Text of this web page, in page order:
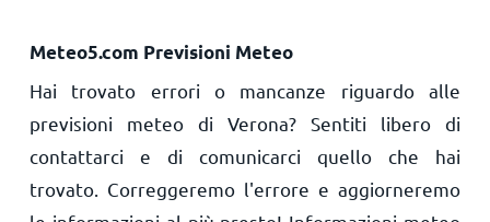
Meteo5.com Previsioni Meteo
Hai trovato errori o mancanze riguardo alle
previsioni meteo di Verona? Sentiti libero di
contattarci e di comunicarci quello che hai
trovato. Correggeremo l'errore e aggiorneremo